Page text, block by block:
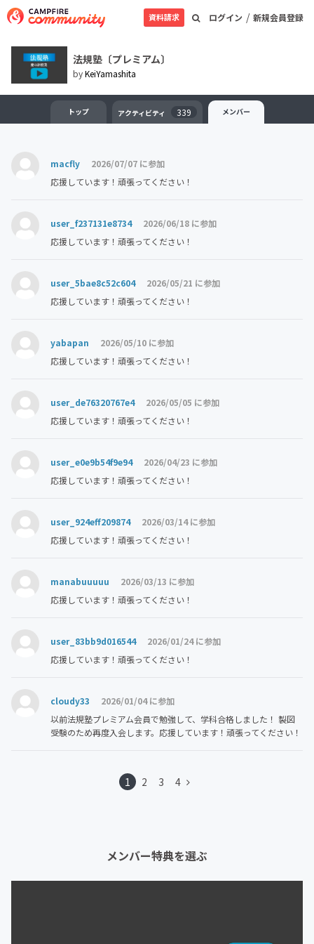
ログイン / 新規会員登録
資料請求
法規塾〔プレミアム〕
byKeiYamashita
トップ アクティビティ 339 メンバー
macfly
2026/07/07 に参加
応援しています！頑張ってください！
user_f237131e8734
2026/06/18 に参加
応援しています！頑張ってください！
user_5bae8c52c604
2026/05/21 に参加
応援しています！頑張ってください！
yabapan
2026/05/10 に参加
応援しています！頑張ってください！
user_de76320767e4
2026/05/05 に参加
応援しています！頑張ってください！
user_e0e9b54f9e94
2026/04/23 に参加
応援しています！頑張ってください！
user_924eff209874
2026/03/14 に参加
応援しています！頑張ってください！
manabuuuuu
2026/03/13 に参加
応援しています！頑張ってください！
user_83bb9d016544
2026/01/24 に参加
応援しています！頑張ってください！
cloudy33
2026/01/04 に参加
以前法規塾プレミアム会員で勉強して、学科合格しました！ 製図
受験のため再度入会します。応援しています！頑張ってください！
1 2 3 4
メンバー特典を選ぶ